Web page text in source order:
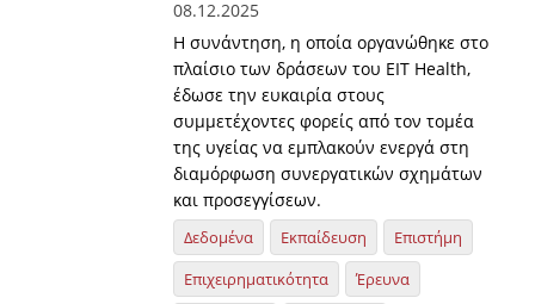
08.12.2025
Η συνάντηση, η οποία οργανώθηκε στο
πλαίσιο των δράσεων του EIT Health,
έδωσε την ευκαιρία στους
συμμετέχοντες φορείς από τον τομέα
της υγείας να εμπλακούν ενεργά στη
διαμόρφωση συνεργατικών σχημάτων
και προσεγγίσεων.
Δεδομένα Εκπαίδευση
Επιστήμη
Επιχειρηματικότητα
Έρευνα